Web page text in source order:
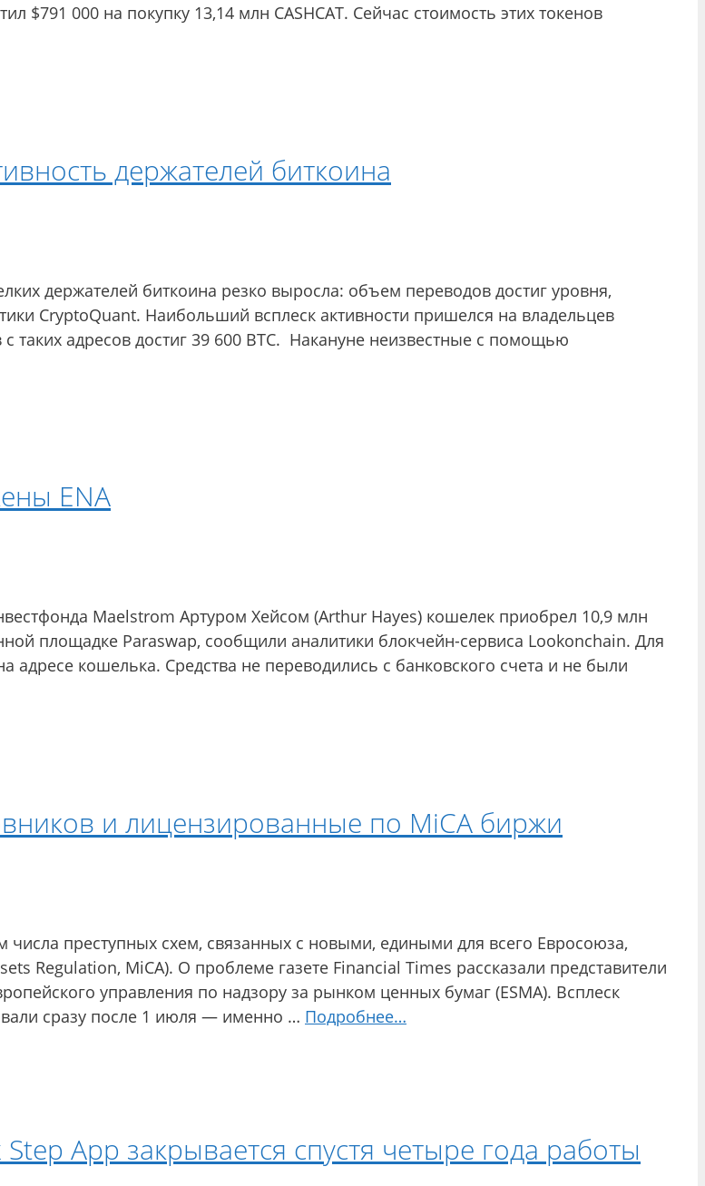
$791 000 на покупку 13,14 млн CASHCAT. Сейчас стоимость этих токенов
держателей биткоина
держателей биткоина резко выросла: объем переводов достиг уровня,
CryptoQuant. Наибольший всплеск активности пришелся на владельцев
таких адресов достиг 39 600 BTC. Накануне неизвестные с помощью
ENA
Maelstrom Артуром Хейсом (Arthur Hayes) кошелек приобрел 10,9 млн
площадке Paraswap, сообщили аналитики блокчейн-сервиса Lookonchain. Для
адресе кошелька. Средства не переводились с банковского счета и не были
и лицензированные по MiCA биржи
преступных схем, связанных с новыми, едиными для всего Евросоюза,
Regulation, MiCA). О проблеме газете Financial Times рассказали представители
управления по надзору за рынком ценных бумаг (ESMA). Всплеск
сразу после 1 июля — именно … Подробнее…
App закрывается спустя четыре года работы